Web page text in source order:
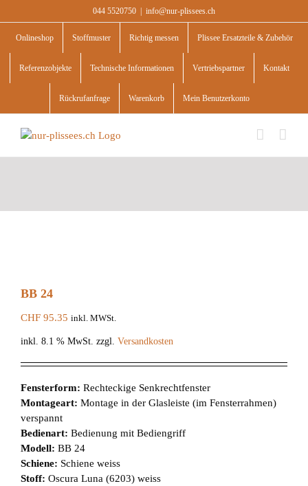
to
content
044 5520750 info@nur-plissees.ch
Onlineshop Stoffmuster Richtig messen Plissee Ersatzteile & Zubehör
Referenzobjekte Technische Informationen Vertriebspartner Kontakt
Rückrufanfrage Warenkorb Mein Benutzerkonto
BB 24
CHF 95.35 inkl. MWSt.
inkl. 8.1 % MwSt. zzgl. Versandkosten
Fensterform: Rechteckige Senkrechtfenster
Montageart: Montage in der Glasleiste (im Fensterrahmen)
verspannt
Bedienart: Bedienung mit Bediengriff
Modell: BB 24
Schiene: Schiene weiss
Stoff: Oscura Luna (6203) weiss